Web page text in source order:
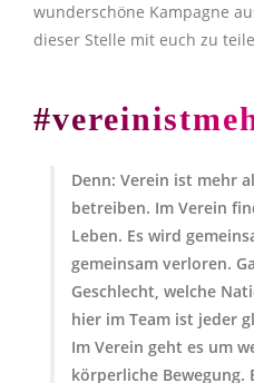
wunderschöne Kampagne
dieser Stelle mit euch zu
Denn: Verein ist mehr
betreiben. Im Verein
Leben. Es wird
gemeinsam verloren.
Geschlecht, welche
hier im Team ist jeder
Im Verein geht es um
körperliche Bewegung.